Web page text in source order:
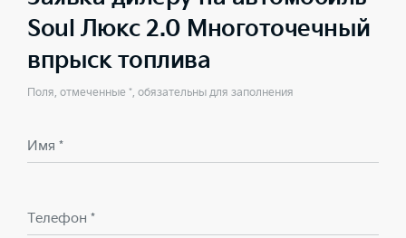
Soul Люкс 2.0 Многоточечный
впрыск топлива
Поля, отмеченные *, обязательны для заполнения
Имя *
Телефон *